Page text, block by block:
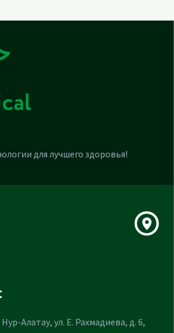
для лучшего здоровья!
Алатау, ул. Е. Рахмадиева, д. 6,